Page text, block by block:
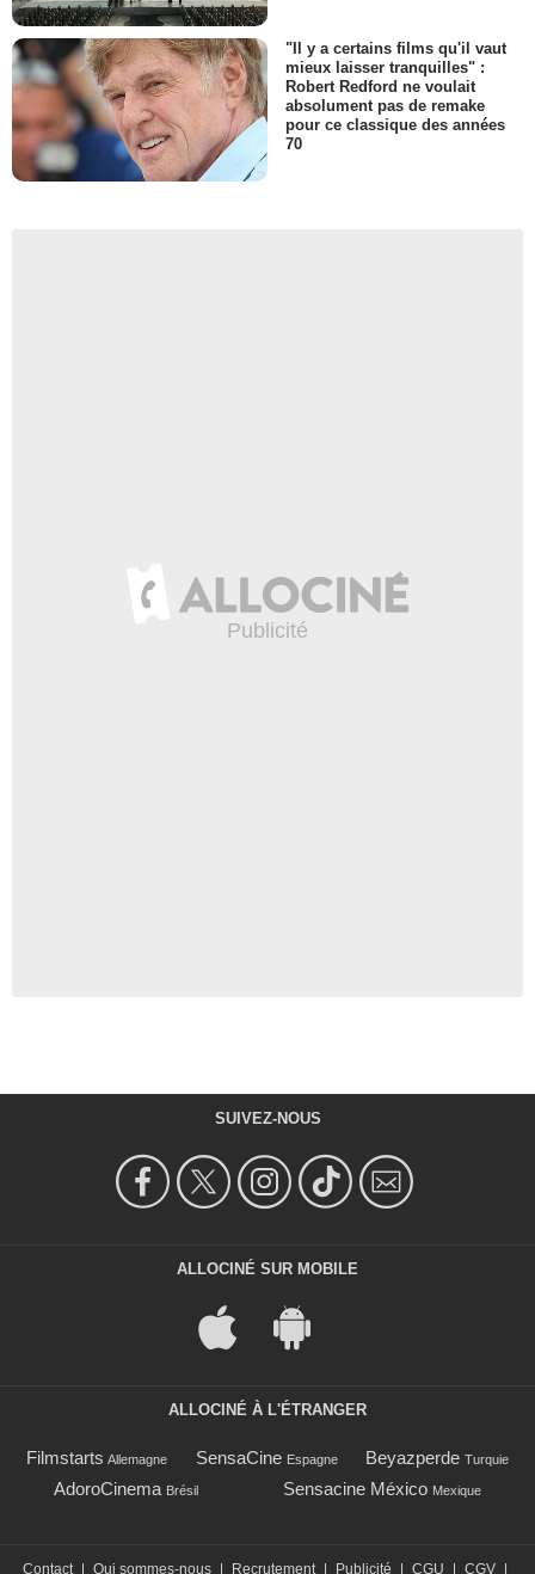
"Il y a certains films qu'il vaut
mieux laisser tranquilles" :
Robert Redford ne voulait
absolument pas de remake
pour ce classique des années
70
SUIVEZ-NOUS
ALLOCINÉ SUR MOBILE
ALLOCINÉ À L'ÉTRANGER
Filmstarts Allemagne SensaCine Espagne Beyazperde Turquie
AdoroCinema Brésil Sensacine México Mexique
Contact Qui sommes-nous Recrutement Publicité CGU CGV